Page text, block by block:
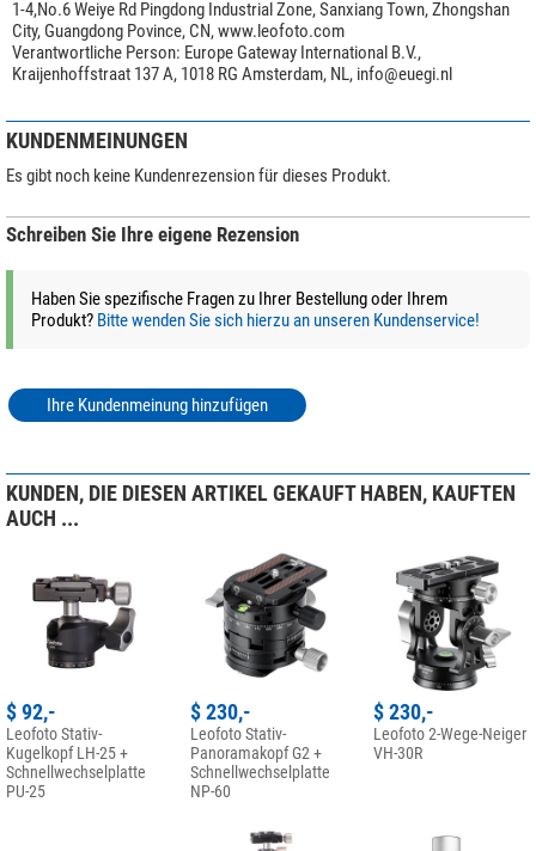
1-4,No.6 Weiye Rd Pingdong Industrial Zone, Sanxiang Town, Zhongshan
City, Guangdong Povince, CN, www.leofoto.com
Verantwortliche Person: Europe Gateway International B.V.,
Kraijenhoffstraat 137 A, 1018 RG Amsterdam, NL, info@euegi.nl
KUNDENMEINUNGEN
Es gibt noch keine Kundenrezension für dieses Produkt.
Schreiben Sie Ihre eigene Rezension
Haben Sie spezifische Fragen zu Ihrer Bestellung oder Ihrem
Produkt? Bitte wenden Sie sich hierzu an unseren Kundenservice!
Ihre Kundenmeinung hinzufügen
KUNDEN, DIE DIESEN ARTIKEL GEKAUFT HABEN, KAUFTEN
AUCH ...
$ 92,-
Leofoto Stativ-
Kugelkopf LH-25 +
Schnellwechselplatte
PU-25
$ 230,-
Leofoto Stativ-
Panoramakopf G2 +
Schnellwechselplatte
NP-60
$ 230,-
Leofoto 2-Wege-Neiger
VH-30R